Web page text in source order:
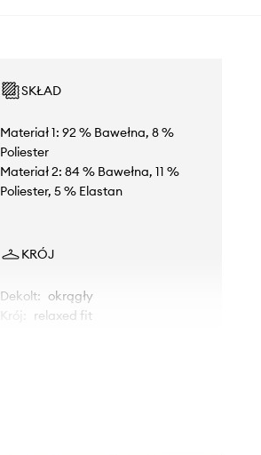
SKŁAD
Materiał 1: 92 % Bawełna, 8 %
Poliester
Materiał 2: 84 % Bawełna, 11 %
Poliester, 5 % Elastan
KRÓJ
Dekolt: okrągły
Krój
relaxed fit